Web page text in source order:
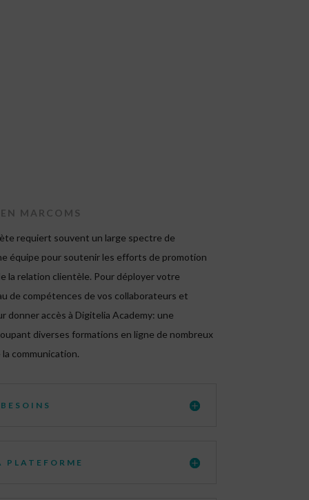
MARCOMS
requiert souvent un large spectre de
équipe pour soutenir les efforts de promotion
la relation clientèle. Pour déployer votre
de compétences de vos collaborateurs et
donner accès à Digitelia Academy: une
diverses formations en ligne de nombreux
communication.